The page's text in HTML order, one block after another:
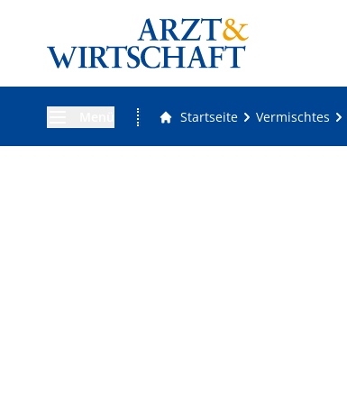
Startseite Vermischtes